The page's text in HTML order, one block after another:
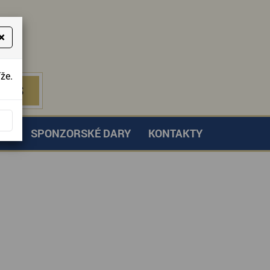
SPONZORSKÉ DARY KONTAKTY